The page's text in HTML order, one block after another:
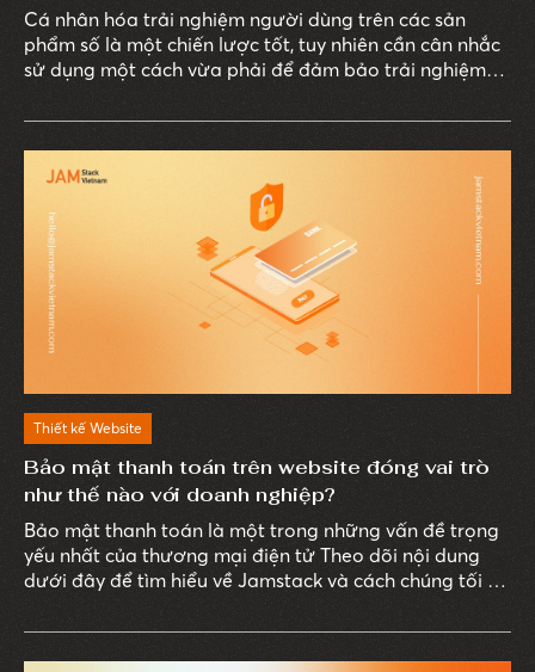
Cá nhân hóa trải nghiệm người dùng trên các sản
phẩm số là một chiến lược tốt, tuy nhiên cần cân nhắc
sử dụng một cách vừa phải để đảm bảo trải nghiệm
không khiến khách hàng lo lắng về vấn đề bảo mật
thông tin cá nhân.
Thiết kế Website
Bảo mật thanh toán trên website đóng vai trò
như thế nào với doanh nghiệp?
Bảo mật thanh toán là một trong những vấn đề trọng
yếu nhất của thương mại điện tử Theo dõi nội dung
dưới đây để tìm hiểu về Jamstack và cách chúng tối ưu